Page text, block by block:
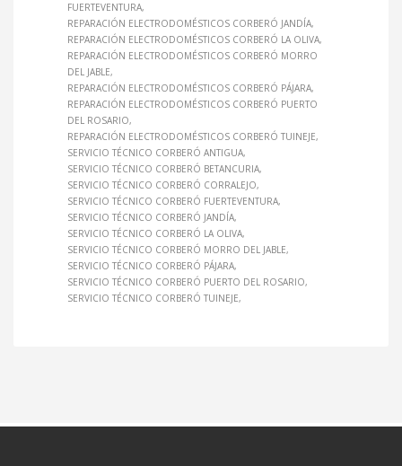
FUERTEVENTURA
REPARACIÓN ELECTRODOMÉSTICOS CORBERÓ JANDÍA
REPARACIÓN ELECTRODOMÉSTICOS CORBERÓ LA OLIVA
REPARACIÓN ELECTRODOMÉSTICOS CORBERÓ MORRO
DEL JABLE
REPARACIÓN ELECTRODOMÉSTICOS CORBERÓ PÁJARA
REPARACIÓN ELECTRODOMÉSTICOS CORBERÓ PUERTO
DEL ROSARIO
REPARACIÓN ELECTRODOMÉSTICOS CORBERÓ TUINEJE
SERVICIO TÉCNICO CORBERÓ ANTIGUA
SERVICIO TÉCNICO CORBERÓ BETANCURIA
SERVICIO TÉCNICO CORBERÓ CORRALEJO
SERVICIO TÉCNICO CORBERÓ FUERTEVENTURA
SERVICIO TÉCNICO CORBERÓ JANDÍA
SERVICIO TÉCNICO CORBERÓ LA OLIVA
SERVICIO TÉCNICO CORBERÓ MORRO DEL JABLE
SERVICIO TÉCNICO CORBERÓ PÁJARA
SERVICIO TÉCNICO CORBERÓ PUERTO DEL ROSARIO
SERVICIO TÉCNICO CORBERÓ TUINEJE